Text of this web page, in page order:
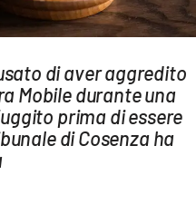
di aver aggredito
Mobile durante una
prima di essere
di Cosenza ha